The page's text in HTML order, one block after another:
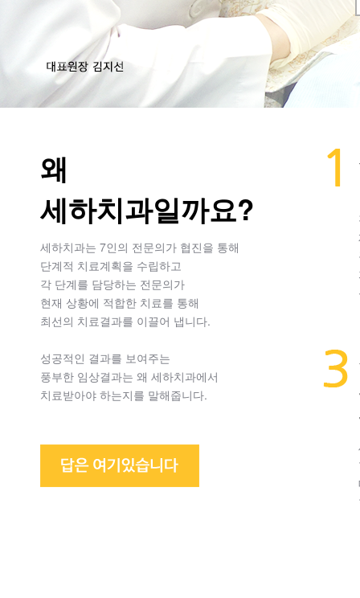
왜
세하치과일까요?
세하치과는 7인의 전문의가 협진을 통해
단계적 치료계획을 수립하고
각 단계를 담당하는 전문의가
현재 상황에 적합한 치료를 통해
최선의 치료결과를 이끌어 냅니다.
성공적인 결과를 보여주는
풍부한 임상결과는 왜 세하치과에서
치료받아야 하는지를 말해줍니다.